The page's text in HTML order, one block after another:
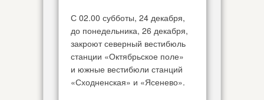
С 02.00 субботы, 24 декабря,
до понедельника, 26 декабря,
закроют северный вестибюль
станции «Октябрьское поле»
и южные вестибюли станций
«Сходненская» и «Ясенево».